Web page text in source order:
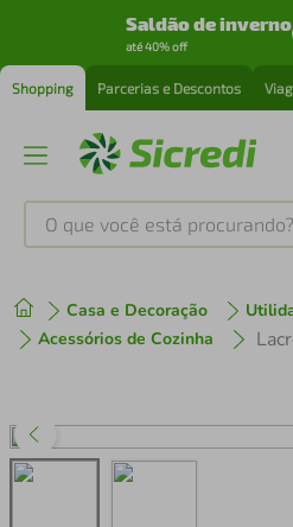
Saldão de inverno
até 40% off
Shopping Parcerias e Descontos
O que você está procurando?
Casa e Decoração
Acessórios de Cozinha
1º tenis
3º perfume